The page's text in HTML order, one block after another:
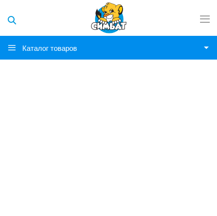
Каталог товаров